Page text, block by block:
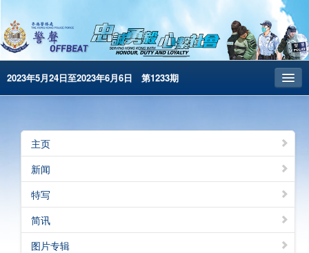
2023年5月24日至2023年6月6日 第1233期
昔日警声
警务处主页
繁體版
English
电子书版
主页
新闻
特写
简讯
图片专辑